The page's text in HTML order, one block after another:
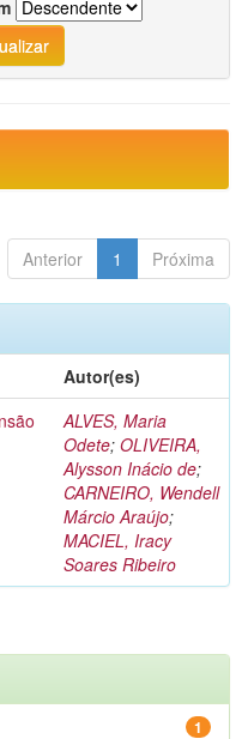
Anterior 1 Próxima
Autor(es)
ALVES, Maria
Odete; OLIVEIRA,
Alysson Inácio de;
CARNEIRO, Wendell
Márcio Araújo;
MACIEL, Iracy
Soares Ribeiro
1